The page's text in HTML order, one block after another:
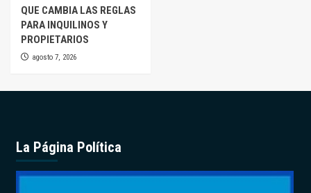
QUE CAMBIA LAS REGLAS
PARA INQUILINOS Y
PROPIETARIOS
agosto 7, 2026
La Página Política